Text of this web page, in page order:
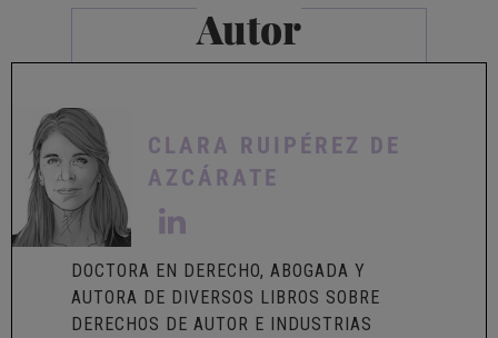
Autor
CLARA RUIPÉREZ DE
AZCÁRATE
DOCTORA EN DERECHO, ABOGADA Y
AUTORA DE DIVERSOS LIBROS SOBRE
DERECHOS DE AUTOR E INDUSTRIAS